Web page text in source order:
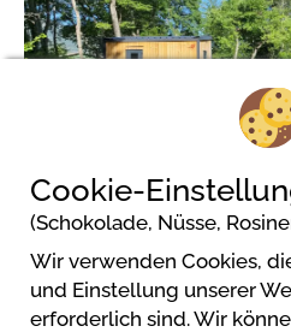
Cookie-
(Schokolade, Nüsse,
Wir verwenden Cookies,
und Einstellung unserer
erforderlich sind. Wir